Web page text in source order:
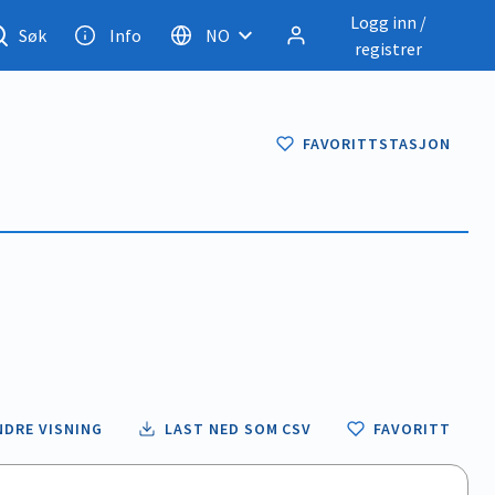
Søk Info NO
Logg inn /
registrer
FAVORITTSTASJON
VISNING LAST NED SOM CSV FAVORITT